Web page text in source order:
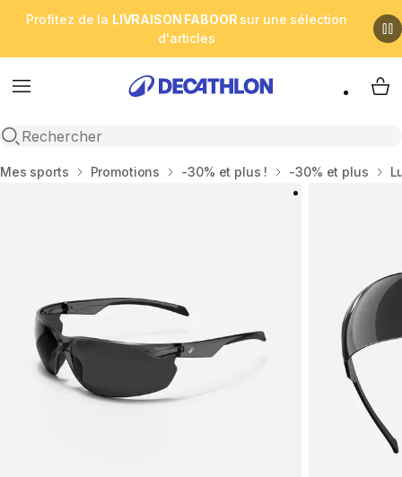
Profitez de la LIVRAISON FABOOR sur une sélection
d'articles
Menu
Open search
My
Accueil
Mes sports Promotions -30% et plus ! -30% et plus